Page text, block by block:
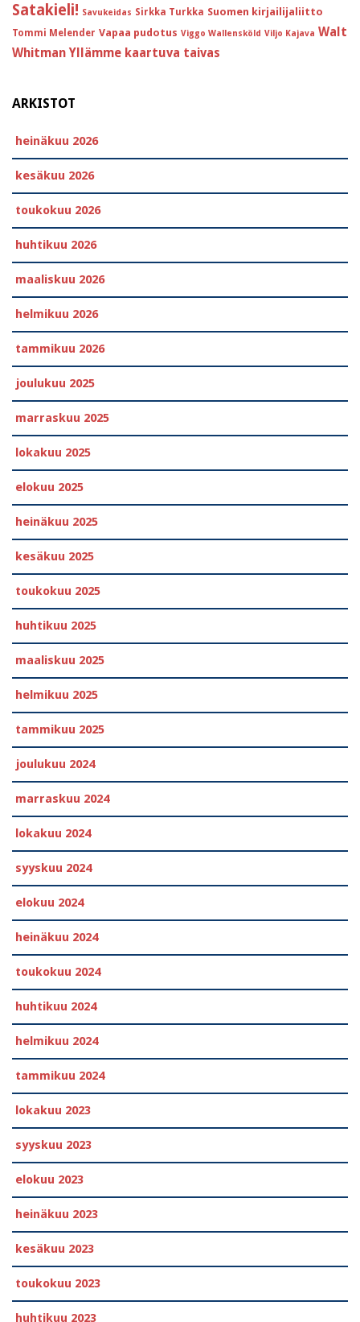
Satakieli! Savukeidas Sirkka Turkka Suomen kirjailijaliitto
Tommi Melender Vapaa pudotus Viggo Wallensköld Viljo Kajava Walt
Whitman Yllämme kaartuva taivas
ARKISTOT
heinäkuu 2026
kesäkuu 2026
toukokuu 2026
huhtikuu 2026
maaliskuu 2026
helmikuu 2026
tammikuu 2026
joulukuu 2025
marraskuu 2025
lokakuu 2025
elokuu 2025
heinäkuu 2025
kesäkuu 2025
toukokuu 2025
huhtikuu 2025
maaliskuu 2025
helmikuu 2025
tammikuu 2025
joulukuu 2024
marraskuu 2024
lokakuu 2024
syyskuu 2024
elokuu 2024
heinäkuu 2024
toukokuu 2024
huhtikuu 2024
helmikuu 2024
tammikuu 2024
lokakuu 2023
syyskuu 2023
elokuu 2023
heinäkuu 2023
kesäkuu 2023
toukokuu 2023
huhtikuu 2023